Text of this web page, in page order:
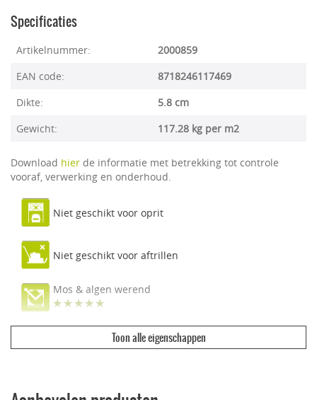
Specificaties
Artikelnummer:
2000859
EAN code:
8718246117469
Dikte:
5.8 cm
Gewicht:
117.28 kg per m2
Download hier de informatie met betrekking tot controle
vooraf, verwerking en onderhoud.
Niet geschikt voor oprit
Niet geschikt voor aftrillen
Mos & algen werend
Ecologisch & duurzaam
Toon alle eigenschappen